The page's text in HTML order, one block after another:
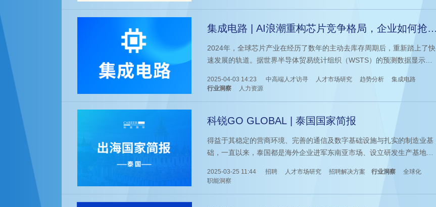
集成电路 | AI浪潮重构芯片竞争格局，企业如何抢
2024年，全球芯片产业在经历了数年的主动去库存周期后，重新踏上了快
速发展的轨道。据世界半导体贸易统计组织（WSTS）的预测数据显示，
势。产业复苏的背后，有哪些趋势正在改写竞争规则？企业该如何抢占“人
2025-04-03 14:23 中高端人才访寻 人才市场研究 趋势分析
集成电路
行业洞察
人力资源
科锐GO GLOBAL | 泰国国家简报
得益于其稳定的营商环境、完善的通信及数字基础设施与扎实的制造业基
础，一直以来，泰国都是海外企业进军东南亚市场、设立研发生产基地的
的“泰国4.0”战略，大力吸引外商投资，为外国企业在泰国的发展创造了更
2025-03-25 11:44 招聘 人才市场研究 招聘解决方案 行业洞察
全球化
职能洞察